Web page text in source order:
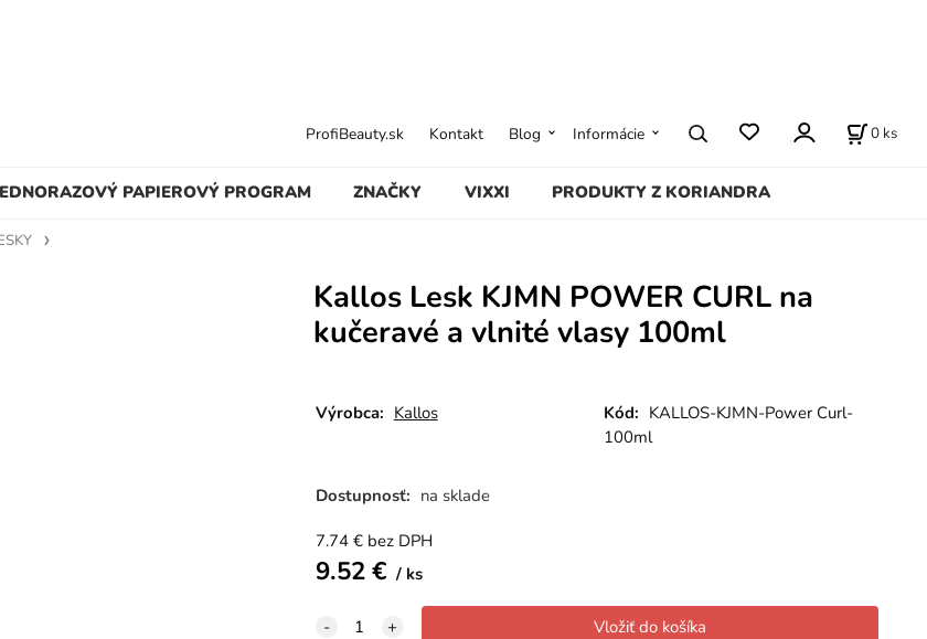
PAPIEROVÝ PROGRAM ZNAČKY VIXXI PRODUKTY Z KORIANDRA
ProfiBeauty.sk Kontakt Blog Informácie 0 ks
Kallos Lesk KJMN POWER CURL na
kučeravé a vlnité vlasy 100ml
Výrobca: Kallos Kód: KALLOS-KJMN-Power Curl-
100ml
Dostupnosť: na sklade
7.74€ bez DPH
9.52€ ks